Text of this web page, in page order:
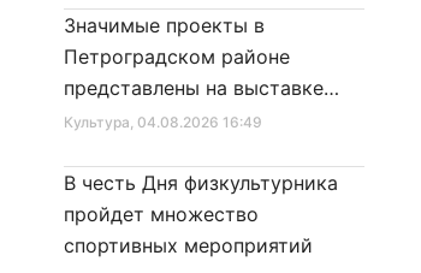
Культура, 04.08.2026 16:49
Значимые проекты в
Петроградском районе
представлены на выставке
достижений
В честь Дня физкультурника
пройдет множество
спортивных мероприятий